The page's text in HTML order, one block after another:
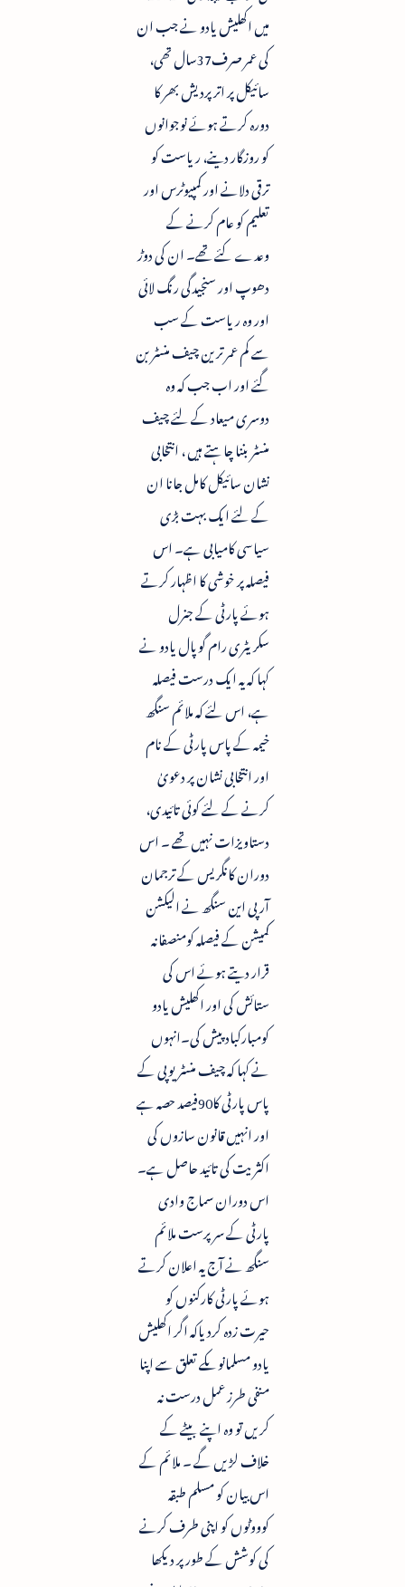
میں اکھلیش یادو نے جب ان
کی عمر صرف37سال تھی،
سائیکل پر اتر پردیش بھر کا
دورہ کرتے ہوئے نوجوانوں
کو روزگار دینے، ریاست کو
ترقی دلانے اور کمپیوٹرس اور
تعلیم کو عام کرنے کے
وعدے کئے تھے۔ ان کی دوڑ
دھوپ اور سنجیدگی رنگ لائی
اور وہ ریاست کے سب
سے کم عمر ترین چیف منسٹر بن
گئے اور اب جب کہ وہ
دوسری میعاد کے لئے چیف
منسٹر بننا چاہتے ہیں ، انتخابی
نشان سائیکل کامل جانا ان
کے لئے ایک بہت بڑی
سیاسی کامیابی ہے۔ اس
فیصلہ پر خوشی کا اظہار کرتے
ہوئے پارٹی کے جنرل
سکریٹری رام گوپال یادو نے
کہا کہ یہ ایک درست فیصلہ
ہے، اس لئے کہ ملائم سنگھ
خیمہ کے پاس پارٹی کے نام
اور انتخابی نشان پر دعویٰ
کرنے کے لئے کوئی تائیدی،
دستاویزات نہیں تھے ۔ اس
دوران کانگریس کے ترجمان
آر پی این سنگھ نے الیکشن
کمیشن کے فیصلہ کومنصفانہ
قرار دیتے ہوئے اس کی
ستائش کی اور اکھلیش یادو
کومبارکباد پیش کی۔انہوں
نے کہا کہ چیف منسٹر یوپی کے
پاس پارٹی کا90فیصد حصہ ہے
اور انہیں قانون سازوں کی
اکثریت کی تائید حاصل ہے۔
اس دوران سماج وادی
پارٹی کے سرپرست ملائم
سنگھ نے آج یہ اعلان کرتے
ہوئے پارٹی کارکنوں کو
حیرت زدہ کردیاکہ اگر اکھلیش
یادو مسلمانوںکے تعلق سے اپنا
منفی طرز عمل درست نہ
کریں تو وہ اپنے بیٹے کے
خلاف لڑیں گے ۔ ملائم کے
اس بیان کو مسلم طبقہ
کوووٹوں کو اپنی طرف کرنے
کی کوشش کے طور پر دیکھا